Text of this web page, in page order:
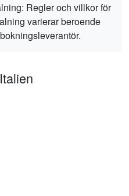
Regler och villkor för
varierar beroende